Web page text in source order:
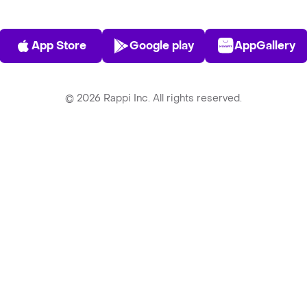
App Store
App Store
Play Store
Google play AppGallery
© 2026 Rappi Inc. All rights reserved.